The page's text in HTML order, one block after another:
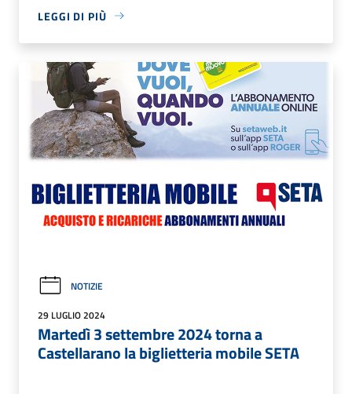
LEGGI DI PIÙ
NOTIZIE
29 LUGLIO 2024
Martedì 3 settembre 2024 torna a
Castellarano la biglietteria mobile SETA